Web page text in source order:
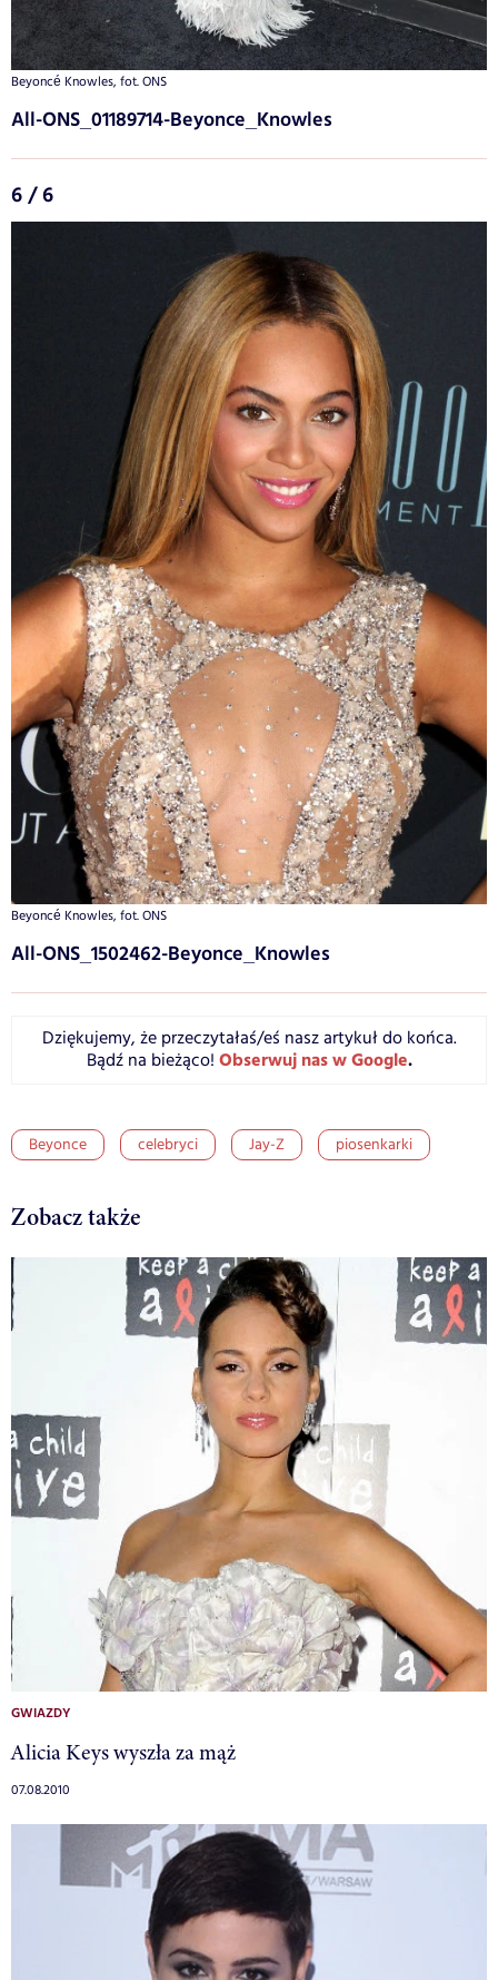
Beyoncé Knowles, fot. ONS
All-ONS_01189714-Beyonce_Knowles
6 / 6
Beyoncé Knowles, fot. ONS
All-ONS_1502462-Beyonce_Knowles
Dziękujemy, że przeczytałaś/eś nasz artykuł do końca.
Bądź na bieżąco! Obserwuj nas w Google.
Beyonce celebryci Jay-Z piosenkarki
Zobacz także
GWIAZDY
Alicia Keys wyszła za mąż
07.08.2010